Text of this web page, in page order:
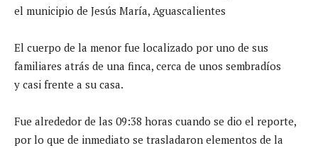
el municipio de Jesús María, Aguascalientes
El cuerpo de la menor fue localizado por uno de sus
familiares atrás de una finca, cerca de unos sembradíos
y casi frente a su casa.
Fue alrededor de las 09:38 horas cuando se dio el reporte,
por lo que de inmediato se trasladaron elementos de la